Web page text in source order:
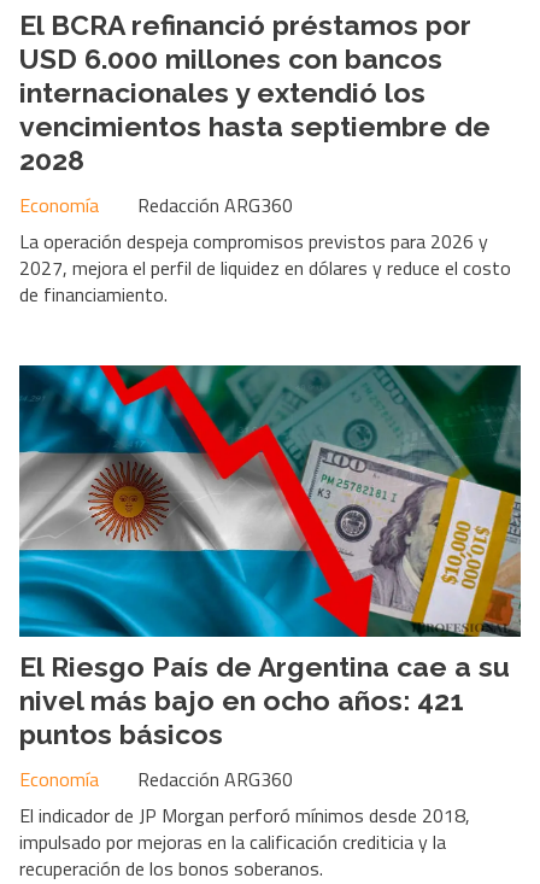
El BCRA refinanció préstamos por
USD 6.000 millones con bancos
internacionales y extendió los
vencimientos hasta septiembre de
2028
Redacción ARG360
Economía
La operación despeja compromisos previstos para 2026 y
2027, mejora el perfil de liquidez en dólares y reduce el costo
de financiamiento.
El Riesgo País de Argentina cae a su
nivel más bajo en ocho años: 421
puntos básicos
Redacción ARG360
Economía
El indicador de JP Morgan perforó mínimos desde 2018,
impulsado por mejoras en la calificación crediticia y la
recuperación de los bonos soberanos.